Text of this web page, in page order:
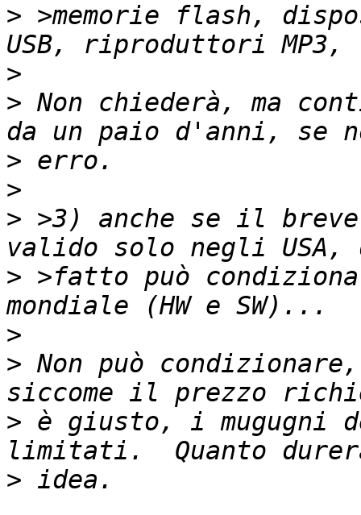
> >memorie flash,
>
> Non chiederà, ma
>
>
> >3) anche se il
> >fatto può
>
> Non può
> è giusto, i mugugni
>